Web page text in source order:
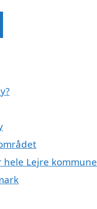
Lejre kommune